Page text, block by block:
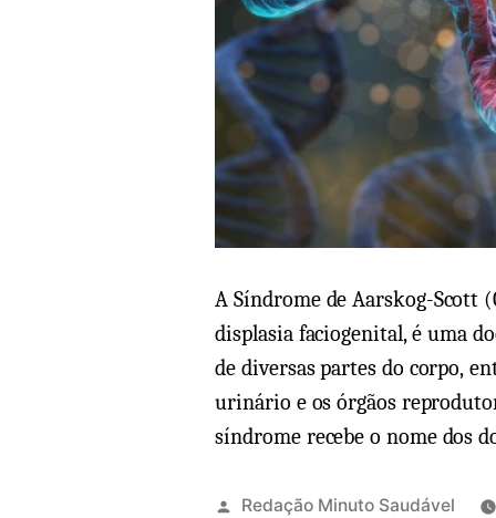
A Síndrome de Aarskog-Scott
displasia faciogenital, é uma
de diversas partes do corpo,
urinário e os órgãos
síndrome recebe o nome dos
Redação Minuto Saudável